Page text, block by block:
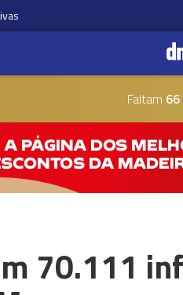
Faltam
70.111